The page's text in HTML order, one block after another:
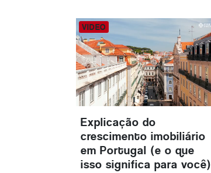
Explicação do
crescimento imobiliário
em Portugal (e o que
isso significa para você)